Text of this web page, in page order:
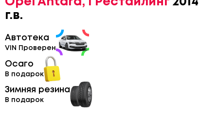
г.в.
Автотека
VIN Проверен
Осаго
В подарок
Зимняя резина
В подарок